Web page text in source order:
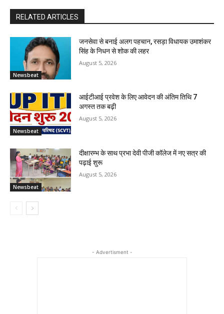
RELATED ARTICLES
Newsbeat
जनसेवा से बनाई अलग पहचान, रसड़ा विधायक उमाशंकर
सिंह के निधन से शोक की लहर
August 5, 2026
Newsbeat
आईटीआई प्रवेश के लिए आवेदन की अंतिम तिथि 7
अगस्त तक बढ़ी
August 5, 2026
Newsbeat
दीक्षारम्भ के साथ प्रभा देवी पीजी कॉलेज में नए सत्र की
पढ़ाई शुरू
August 5, 2026
- Advertisment -